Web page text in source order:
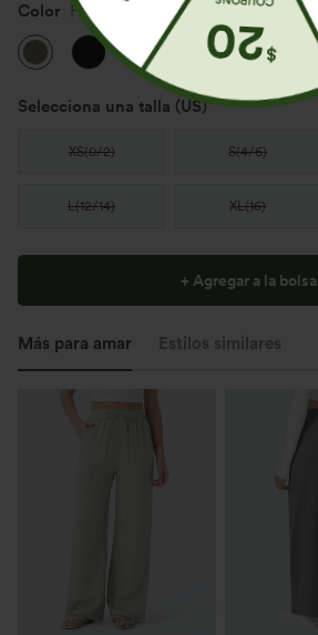
Color Hay Brown
Selecciona una talla (US)
XS(0/2) S(4/6)
L(12/14) XL(16)
+ Agregar a la bolsa
Más para amar Estilos similares